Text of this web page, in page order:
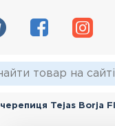
черепиця Tejas Borja